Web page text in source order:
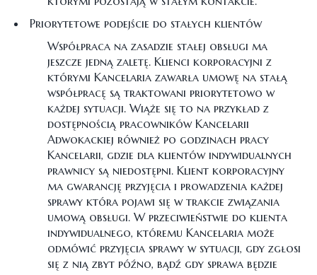
Priorytetowe podejście do stałych klientów
Współpraca na zasadzie stałej obsługi ma
jeszcze jedną zaletę. Klienci korporacyjni z
którymi Kancelaria zawarła umowę na stałą
współpracę są traktowani priorytetowo w
każdej sytuacji. Wiąże się to na przykład z
dostępnością pracowników Kancelarii
Adwokackiej również po godzinach pracy
Kancelarii, gdzie dla klientów indywidualnych
prawnicy są niedostępni. Klient korporacyjny
ma gwarancję przyjęcia i prowadzenia każdej
sprawy która pojawi się w trakcie związania
umową obsługi. W przeciwieństwie do klienta
indywidualnego, któremu Kancelaria może
odmówić przyjęcia sprawy w sytuacji, gdy zgłosi
się z nią zbyt późno, bądź gdy sprawa będzie